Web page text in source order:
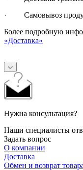
· Самовывоз
Более подробную
«Доставка»
Нужна консультация?
Наши специалисты
Задать вопрос
О компании
Доставка
Обмен и возврат